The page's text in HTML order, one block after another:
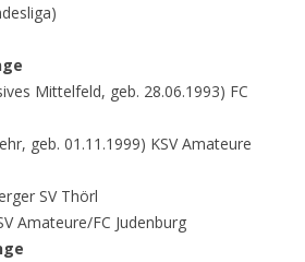
Mittelfeld, geb. 28.06.1993) FC
geb. 01.11.1999) KSV Amateure
SV Thörl
Amateure/FC Judenburg